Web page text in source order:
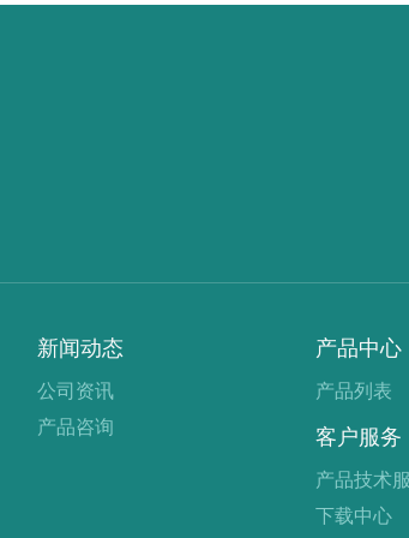
新闻动态
公司资讯
产品咨询
产品中心
产品列表
客户服务
产品技术
下载中心